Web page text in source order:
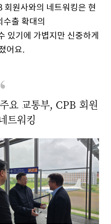
회원사와의 네트워킹은 현
수출 확대의
있기에 가볍지만 신중하게
어요.
요 교통부, CPB 회원
트워킹